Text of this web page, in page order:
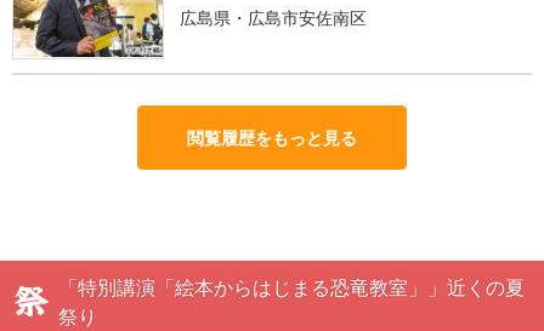
広島県・広島市安佐南区
閲覧履歴をもっと見る
「特別講演「絵本からはじまる恐竜教室」」近くの夏
祭り